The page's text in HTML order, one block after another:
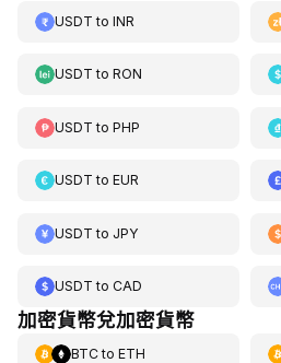
USDT to INR
USDT to RON
USDT to PHP
USDT to EUR
USDT to JPY
USDT to CAD
加密貨幣兌加密貨幣
BTCto ETH